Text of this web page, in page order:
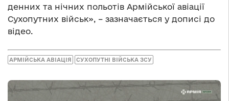
денних та нічних польотів Армійської авіації
Сухопутних військ», – зазначається у дописі до
відео.
АРМІЙСЬКА АВІАЦІЯ СУХОПУТНІ ВІЙСЬКА ЗСУ